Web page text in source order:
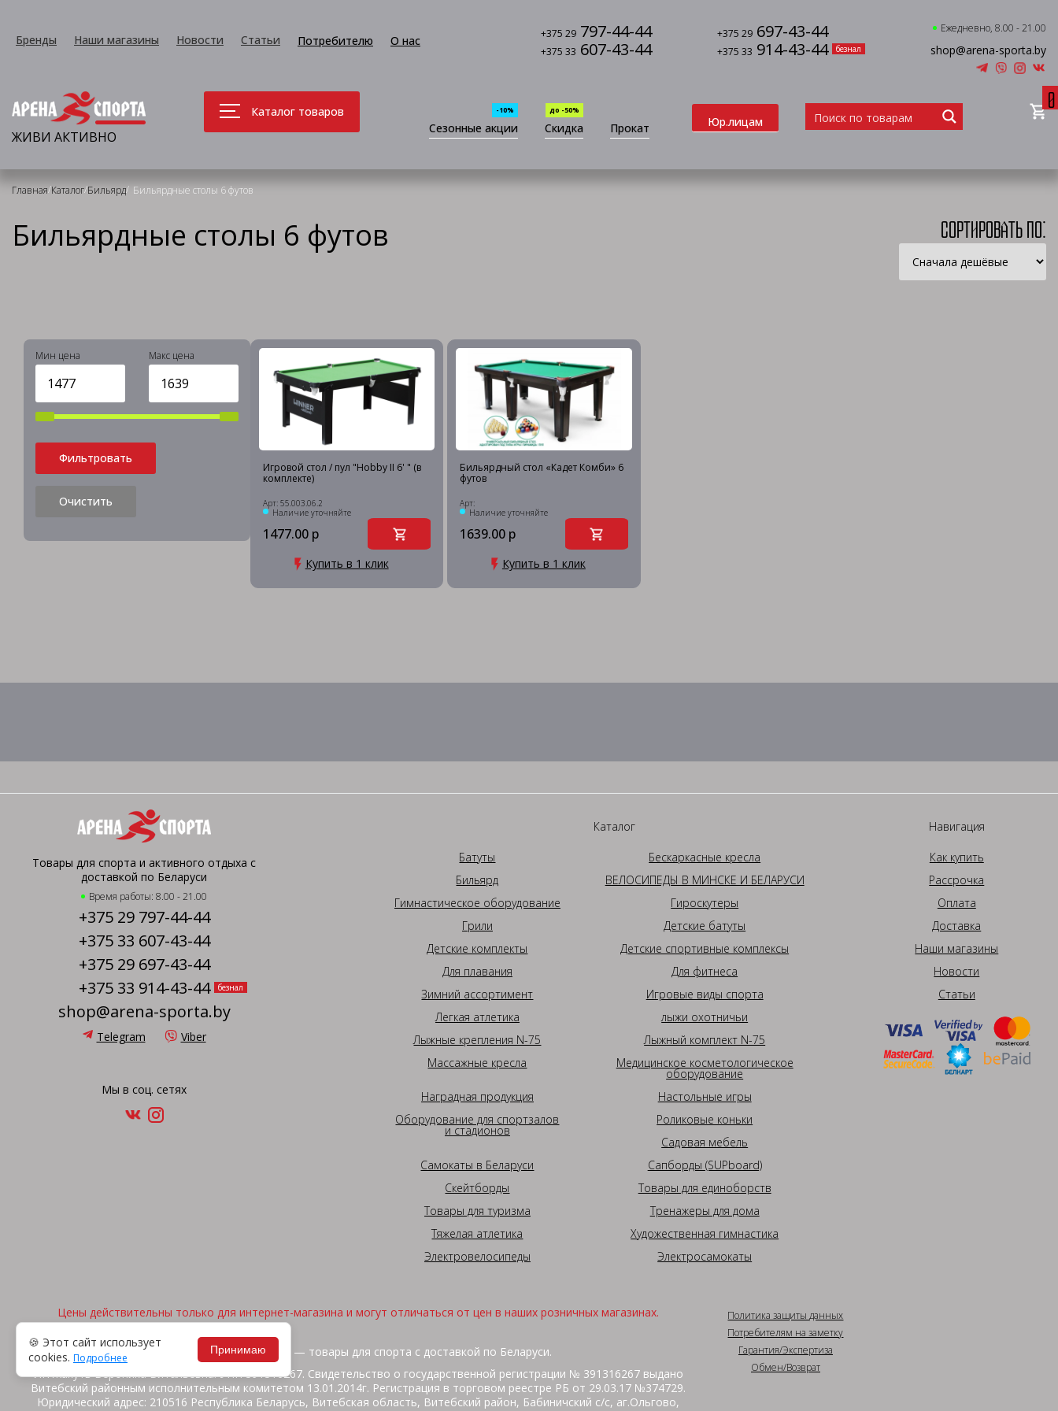
Бренды Наши магазины Новости Статьи Потребителю О нас +375 29 797-44-44 +375 29 697-43-44
+375 33 607-43-44 +375 33 914-43-44 безнал
Ежедневно, 8.00 - 21.00
shop@arena-sporta.by
ЖИВИ АКТИВНО
Каталог товаров
Сезонные акции
-10%
Скидка
до -50%
Прокат Юр.лицам
0
Главная/Каталог/Бильярд/ Бильярдные столы 6 футов
Бильярдные столы 6 футов Сортировать по:
Мин цена Макс цена
Фильтровать
Очистить
Игровой стол / пул "Hobby II 6' " (в
комплекте)
Арт: 55.003.06.2
Наличие уточняйте
1477.00 р
Купить в 1 клик
Бильярдный стол «Кадет Комби» 6
футов
Арт:
Наличие уточняйте
1639.00 р
Купить в 1 клик
Товары для спорта и активного отдыха с
доставкой по Беларуси
Время работы: 8.00 - 21.00
+375 29 797-44-44
+375 33 607-43-44
+375 29 697-43-44
+375 33 914-43-44
безнал
shop@arena-sporta.by
Telegram Viber
Мы в соц. сетях
Каталог
Батуты
Бескаркасные кресла
Бильярд
ВЕЛОСИПЕДЫ В МИНСКЕ И БЕЛАРУСИ
Гимнастическое оборудование
Гироскутеры
Грили
Детские батуты
Детские комплекты
Детские спортивные комплексы
Для плавания
Для фитнеса
Зимний ассортимент
Игровые виды спорта
Легкая атлетика
лыжи охотничьи
Лыжные крепления N-75
Лыжный комплект N-75
Массажные кресла
Медицинское косметологическое
оборудование
Наградная продукция
Настольные игры
Оборудование для спортзалов
и стадионов
Роликовые коньки
Садовая мебель
Самокаты в Беларуси
Сапборды (SUPboard)
Скейтборды
Товары для единоборств
Товары для туризма
Тренажеры для дома
Тяжелая атлетика
Художественная гимнастика
Электровелосипеды
Электросамокаты
Навигация
Как купить
Рассрочка
Оплата
Доставка
Наши магазины
Новости
Статьи
Цены действительны только для интернет-магазина и могут отличаться от цен в наших розничных магазинах.
2026, © "Арена спорта" — товары для спорта с доставкой по Беларуси.
ИП Жакуть Вероника Витальевна. УНП 391316267. Свидетельство о государственной регистрации № 391316267 выдано
Витебский районным исполнительным комитетом 13.01.2014г. Регистрация в торговом реестре РБ от 29.03.17 №374729.
Юридический адрес: 210516 Республика Беларусь, Витебская область, Витебский район, Бабиничский с/с, аг.Ольгово,
Политика защиты данных
Потребителям на заметку
Гарантия/Экспертиза
Обмен/Возврат
🍪 Этот сайт использует
cookies. Подробнее
Принимаю